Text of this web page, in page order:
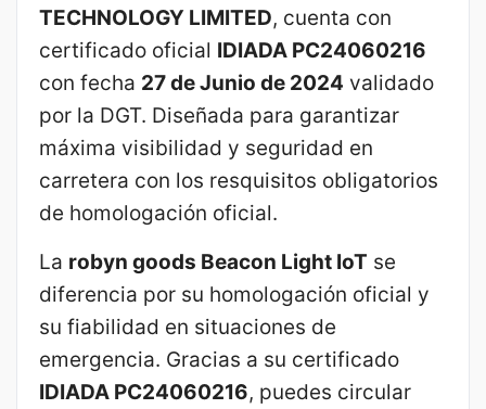
TECHNOLOGY LIMITED, cuenta con
certificado oficial IDIADA PC24060216
con fecha 27 de Junio de 2024 validado
por la DGT. Diseñada para garantizar
máxima visibilidad y seguridad en
carretera con los resquisitos obligatorios
de homologación oficial.
La robyn goods Beacon Light IoT se
diferencia por su homologación oficial y
su fiabilidad en situaciones de
emergencia. Gracias a su certificado
IDIADA PC24060216, puedes circular